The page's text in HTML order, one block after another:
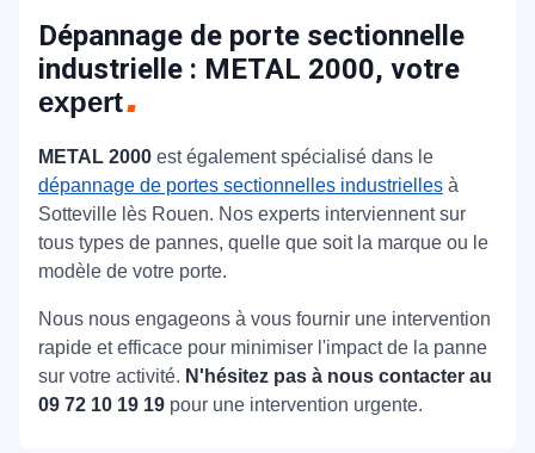
Dépannage de porte sectionnelle
industrielle : METAL 2000, votre
expert
METAL 2000 est également spécialisé dans le
dépannage de portes sectionnelles industrielles à
Sotteville lès Rouen. Nos experts interviennent sur
tous types de pannes, quelle que soit la marque ou le
modèle de votre porte.
Nous nous engageons à vous fournir une intervention
rapide et efficace pour minimiser l'impact de la panne
sur votre activité. N'hésitez pas à nous contacter au
09 72 10 19 19 pour une intervention urgente.